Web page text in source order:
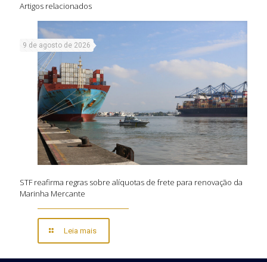
Artigos relacionados
9 de agosto de 2026
STF reafirma regras sobre alíquotas de frete para renovação da
Marinha Mercante
Leia mais